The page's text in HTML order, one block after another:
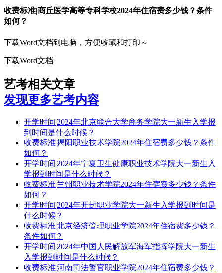
收费标准|商丘医学高等专科学校2024年住宿费多少钱？条件
如何？
下载Word文档到电脑，方便收藏和打印～
下载Word文档
艺考相关文章
发现更多艺考内容
开学时间|2024年北京联合大学商务学院大一新生入学报
到时间是什么时候？
收费标准|揭阳职业技术学院2024年住宿费多少钱？条件
如何？
开学时间|2024年宁夏卫生健康职业技术学院大一新生入
学报到时间是什么时候？
收费标准|兰州职业技术学院2024年住宿费多少钱？条件
如何？
开学时间|2024年开封职业学院大一新生入学报到时间是
什么时候？
收费标准|北京经济管理职业学院2024年住宿费多少钱？
条件如何？
开学时间|2024年中国人民解放军海军指挥学院大一新生
入学报到时间是什么时候？
收费标准|河南司法警官职业学院2024年住宿费多少钱？